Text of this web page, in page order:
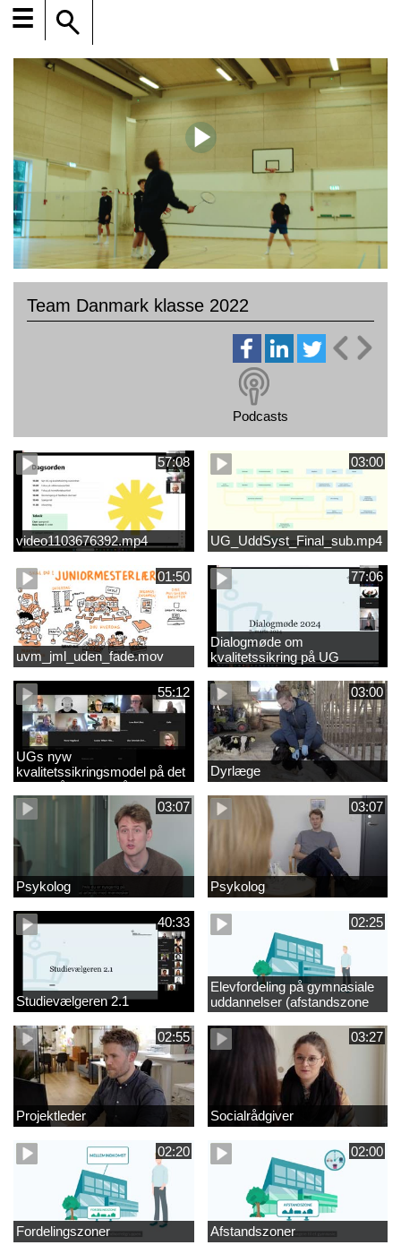
☰
Team Danmark klasse 2022
Podcasts
57:08
video1103676392.mp4
03:00
UG_UddSyst_Final_sub.mp4
01:50
uvm_jml_uden_fade.mov
77:06
Dialogmøde om
kvalitetssikring på UG
55:12
UGs nyw
kvalitetssikringsmodel på det
videregående område
03:00
Dyrlæge
03:07
Psykolog
03:07
Psykolog
40:33
Studievælgeren 2.1
02:25
Elevfordeling på gymnasiale
uddannelser (afstandszone
redigeret)
02:55
Projektleder
03:27
Socialrådgiver
02:20
Fordelingszoner
02:00
Afstandszoner